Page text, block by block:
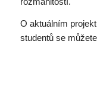
O aktuálním
studentů se